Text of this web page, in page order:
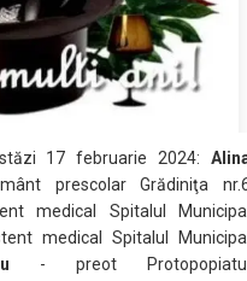
17 februarie 2024:
prescolar Grădiniţa
medical Spitalul
medical Spitalul
- preot